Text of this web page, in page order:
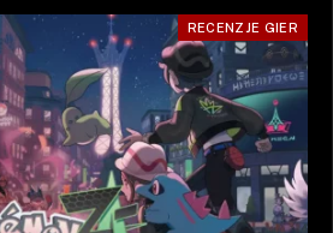
RECENZJE GIER